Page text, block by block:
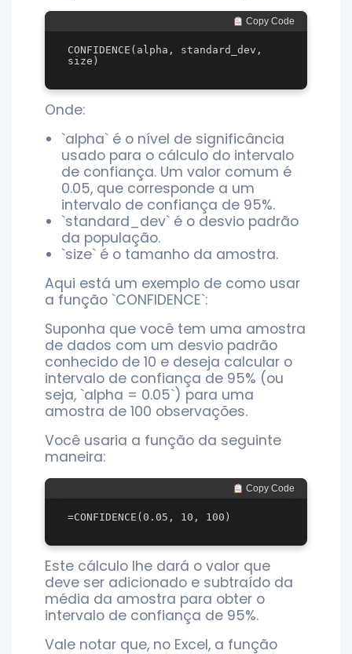
Copy Code
CONFIDENCE(alpha, standard_dev,
Onde:
`alpha` é o nível de significância
usado para o cálculo do intervalo
de confiança. Um valor comum é
0.05, que corresponde a um
intervalo de confiança de 95%.
`standard_dev` é o desvio padrão
da população.
`size` é o tamanho da amostra.
Aqui está um exemplo de como usar
a função `CONFIDENCE`:
Suponha que você tem uma amostra
de dados com um desvio padrão
conhecido de 10 e deseja calcular o
intervalo de confiança de 95% (ou
seja, `alpha = 0.05`) para uma
amostra de 100 observações.
Você usaria a função da seguinte
maneira:
Copy Code
Este cálculo lhe dará o valor que
deve ser adicionado e subtraído da
média da amostra para obter o
intervalo de confiança de 95%.
Vale notar que, no Excel, a função